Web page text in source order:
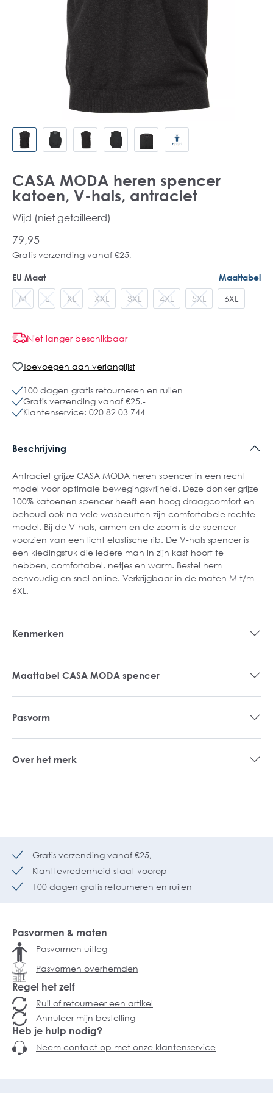
CASA MODA heren spencer
katoen, V-hals, antraciet
Wijd (niet getailleerd)
79,95
Gratis verzending vanaf €25,-
EU Maat Maattabel
M L XL XXL 3XL 4XL 5XL 6XL
Niet langer beschikbaar
Toevoegen aan verlanglijst
100 dagen gratis retourneren en ruilen
Gratis verzending vanaf €25,-
Klantenservice: 020 82 03 744
Beschrijving
Antraciet grijze CASA MODA heren spencer in een recht
model voor optimale bewegingsvrijheid. Deze donker grijze
100% katoenen spencer heeft een hoog draagcomfort en
behoud ook na vele wasbeurten zijn comfortabele rechte
model. Bij de V-hals, armen en de zoom is de spencer
voorzien van een licht elastische rib. De V-hals spencer is
een kledingstuk die iedere man in zijn kast hoort te
hebben, comfortabel, netjes en warm. Bestel hem
eenvoudig en snel online. Verkrijgbaar in de maten M t/m
6XL.
Kenmerken
Maattabel CASA MODA spencer
Pasvorm
Over het merk
Gratis verzending vanaf €25,-
Klanttevredenheid staat voorop
100 dagen gratis retourneren en ruilen
Pasvormen & maten
Pasvormen uitleg
Pasvormen overhemden
Regel het zelf
Ruil of retourneer een artikel
Annuleer mijn bestelling
Heb je hulp nodig?
Neem contact op met onze klantenservice